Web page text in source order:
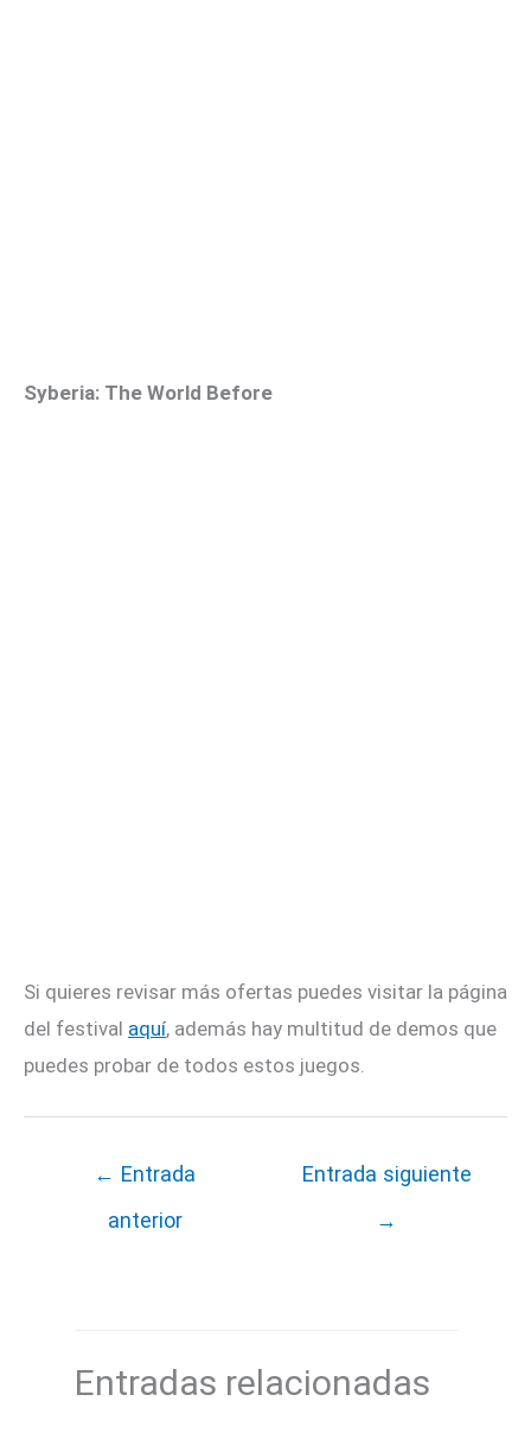
Syberia: The World Before
Si quieres revisar más ofertas puedes visitar la página
del festival aquí, además hay multitud de demos que
puedes probar de todos estos juegos.
← Entrada
anterior
Entrada siguiente
→
Entradas relacionadas